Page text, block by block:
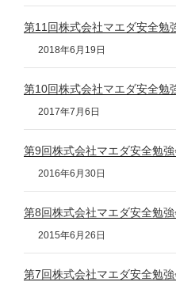
第11回株式会社マエダ安全勉
2018年6月19日
第10回株式会社マエダ安全勉
2017年7月6日
第9回株式会社マエダ安全勉強
2016年6月30日
第8回株式会社マエダ安全勉強
2015年6月26日
第7回株式会社マエダ安全勉強